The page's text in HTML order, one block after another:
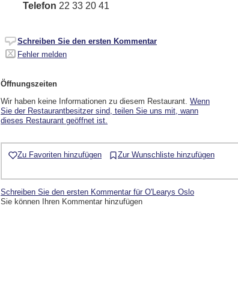
Telefon 22 33 20 41
Schreiben Sie den ersten Kommentar
Fehler melden
Öffnungszeiten
Wir haben keine Informationen zu diesem Restaurant. Wenn
Sie der Restaurantbesitzer sind, teilen Sie uns mit, wann
dieses Restaurant geöffnet ist.
Zu Favoriten hinzufügen Zur Wunschliste hinzufügen
Schreiben Sie den ersten Kommentar für O'Learys Oslo
Sie können Ihren Kommentar hinzufügen